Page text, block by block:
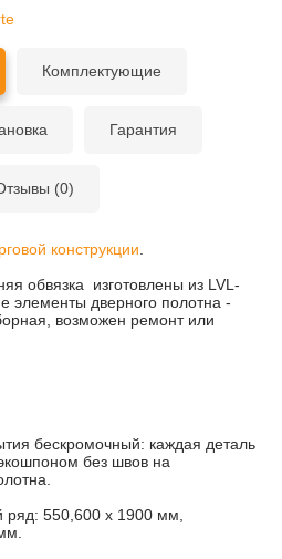
Комплектующие
Гарантия
(0)
конструкции
обвязка изготовлены из LVL-
элементы дверного полотна -
возможен ремонт или
бескромочный: каждая деталь
без швов на
550,600 х 1900 мм,